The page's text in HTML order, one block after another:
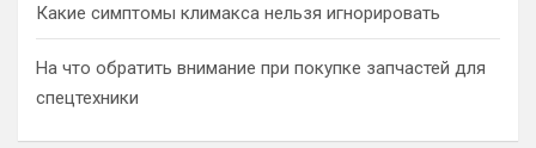
Какие симптомы климакса нельзя игнорировать
На что обратить внимание при покупке запчастей для
спецтехники